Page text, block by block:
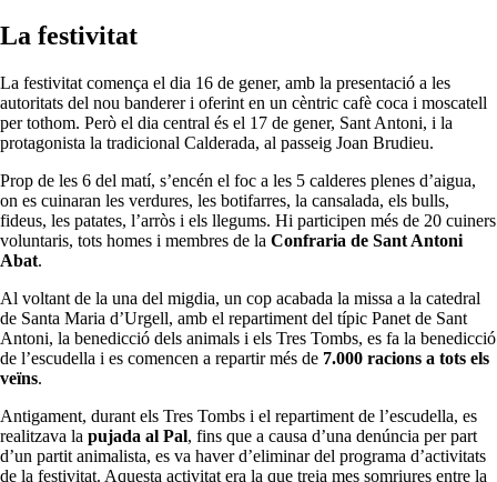
La festivitat
La festivitat comença el dia 16 de gener, amb la presentació a les
autoritats del nou banderer i oferint en un cèntric cafè coca i moscatell
per tothom. Però el dia central és el 17 de gener, Sant Antoni, i la
protagonista la tradicional Calderada, al passeig Joan Brudieu.
Prop de les 6 del matí, s’encén el foc a les 5 calderes plenes d’aigua,
on es cuinaran les verdures, les botifarres, la cansalada, els bulls,
fideus, les patates, l’arròs i els llegums. Hi participen més de 20 cuiners
voluntaris, tots homes i membres de la Confraria de Sant Antoni
Abat.
Al voltant de la una del migdia, un cop acabada la missa a la catedral
de Santa Maria d’Urgell, amb el repartiment del típic Panet de Sant
Antoni, la benedicció dels animals i els Tres Tombs, es fa la benedicció
de l’escudella i es comencen a repartir més de 7.000 racions a tots els
veïns.
Antigament, durant els Tres Tombs i el repartiment de l’escudella, es
realitzava la pujada al Pal, fins que a causa d’una denúncia per part
d’un partit animalista, es va haver d’eliminar del programa d’activitats
de la festivitat. Aquesta activitat era la que treia mes somriures entre la